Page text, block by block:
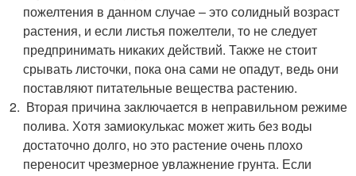
пожелтения в данном случае – это солидный возраст
растения, и если листья пожелтели, то не следует
предпринимать никаких действий. Также не стоит
срывать листочки, пока она сами не опадут, ведь они
поставляют питательные вещества растению.
Вторая причина заключается в неправильном режиме
полива. Хотя замиокулькас может жить без воды
достаточно долго, но это растение очень плохо
переносит чрезмерное увлажнение грунта. Если